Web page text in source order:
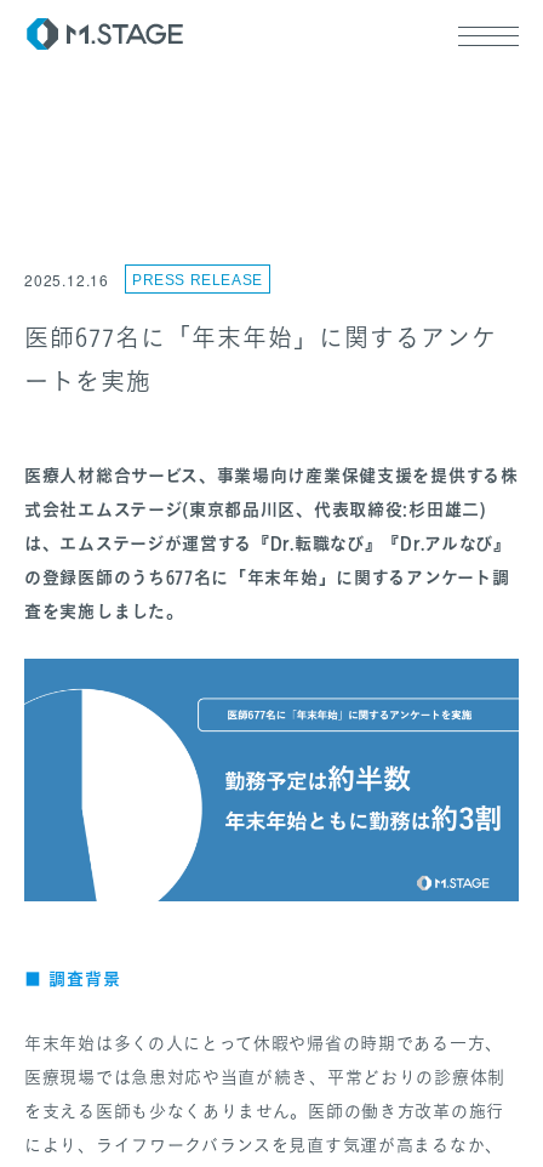
会社情報
SERVICE TOP
ウェルビーイング
医療人材
RECRUIT
SANPO NAVI
DR.転職なび
情報セキュリティに関する方針
医療人材事業許可内容について
フリーランスの皆様へ
2025.12.16 PRESS RELEASE
医師677名に「年末年始」に関するアンケ
ートを実施
医療人材総合サービス、事業場向け産業保健支援を提供する株
式会社エムステージ(東京都品川区、代表取締役:杉田雄二)
は、エムステージが運営する『Dr.転職なび』『Dr.アルなび』
の登録医師のうち677名に「年末年始」に関するアンケート調
査を実施しました。
■ 調査背景
年末年始は多くの人にとって休暇や帰省の時期である一方、
医療現場では急患対応や当直が続き、平常どおりの診療体制
を支える医師も少なくありません。医師の働き方改革の施行
により、ライフワークバランスを見直す気運が高まるなか、